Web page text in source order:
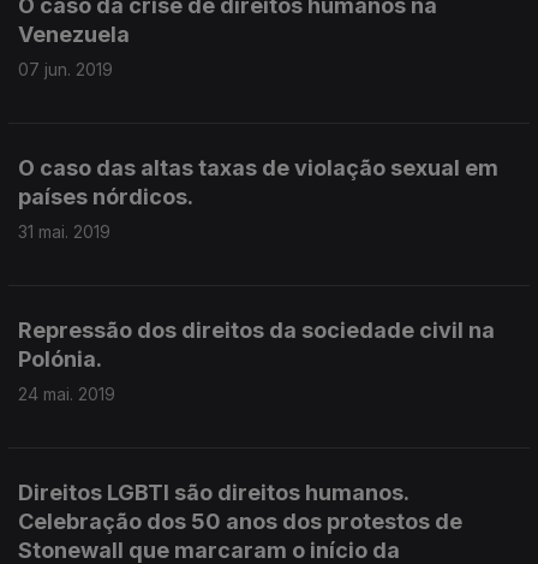
O caso da crise de direitos humanos na
Venezuela
07 jun. 2019
O caso das altas taxas de violação sexual em
países nórdicos.
31 mai. 2019
Repressão dos direitos da sociedade civil na
Polónia.
24 mai. 2019
Direitos LGBTI são direitos humanos.
Celebração dos 50 anos dos protestos de
Stonewall que marcaram o início da